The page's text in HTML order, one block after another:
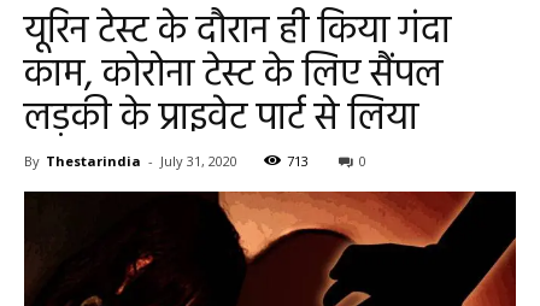
यूरिन टेस्ट के दौरान ही किया गंदा
काम, कोरोना टेस्ट के लिए सैंपल
लड़की के प्राइवेट पार्ट से लिया
By Thestarindia - July 31, 2020 713 0